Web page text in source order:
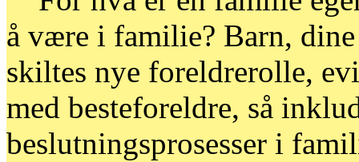
å være i familie? Barn,
skiltes nye foreldrerolle,
med besteforeldre, så
beslutningsprosesser i